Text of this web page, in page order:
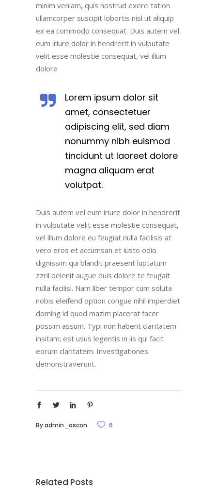
minim veniam, quis nostrud exerci tation
ullamcorper suscipit lobortis nisl ut aliquip
ex ea commodo consequat. Duis autem vel
eum iriure dolor in hendrerit in vulputate
velit esse molestie consequat, vel illum
dolore
Lorem ipsum dolor sit
amet, consectetuer
adipiscing elit, sed diam
nonummy nibh euismod
tincidunt ut laoreet dolore
magna aliquam erat
volutpat.
Duis autem vel eum iriure dolor in hendrerit
in vulputate velit esse molestie consequat,
vel illum dolore eu feugiat nulla facilisis at
vero eros et accumsan et iusto odio
dignissim qui blandit praesent luptatum
zzril delenit augue duis dolore te feugait
nulla facilisi. Nam liber tempor cum soluta
nobis eleifend option congue nihil imperdiet
doming id quod mazim placerat facer
possim assum. Typi non habent claritatem
insitam; est usus legentis in iis qui facit
eorum claritatem. Investigationes
demonstraverunt.
Byadmin_ascon 6
Related Posts